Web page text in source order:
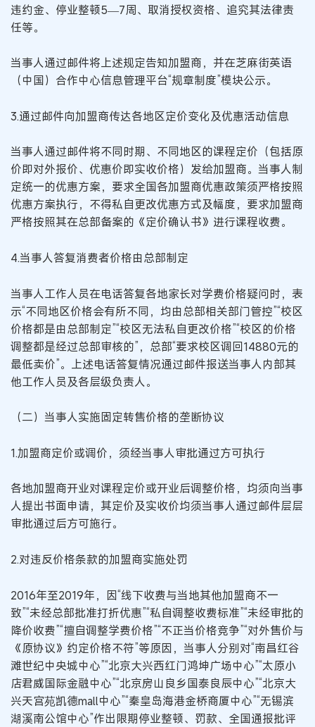
违约金、停业整顿5—7周、取消授权资格、追究其法律责
任等。
当事人通过邮件将上述规定告知加盟商，并在芝麻街英语
（中国）合作中心信息管理平台“规章制度”模块公示。
3.通过邮件向加盟商传达各地区定价变化及优惠活动信息
当事人通过邮件将不同时期、不同地区的课程定价（包括原
价即对外报价、优惠价即实收价格）发给加盟商。当事人制
定统一的优惠方案，要求全国各加盟商优惠政策须严格按照
优惠方案执行，不得私自更改优惠方式及幅度，要求加盟商
严格按照其在总部备案的《定价确认书》进行课程收费。
4.当事人答复消费者价格由总部制定
当事人工作人员在电话答复各地家长对学费价格疑问时，表
示“不同地区价格会有所不同，均由总部相关部门管控”“校区
价格都是由总部制定”“校区无法私自更改价格”“校区的价格
调整都是经过总部审核的”，总部“要求校区调回14880元的
最低卖价”。上述电话答复情况通过邮件报送当事人内部其
他工作人员及各层级负责人。
（二）当事人实施固定转售价格的垄断协议
1.加盟商定价或调价，须经当事人审批通过方可执行
各地加盟商开业对课程定价或开业后调整价格，均须向当事
人提出书面申请，其定价及实收价均须当事人通过邮件层层
审批通过后方可施行。
2.对违反价格条款的加盟商实施处罚
2016年至2019年，因“线下收费与当地其他加盟商不一
致”“未经总部批准打折优惠”“私自调整收费标准”“未经审批的
降价收费”“擅自调整学费价格”“不正当价格竞争”“对外售价与
《原协议》约定价格不符”等原因，当事人分别对“南昌红谷
滩世纪中央城中心”“北京大兴西红门鸿坤广场中心”“太原小
店君威国际金融中心”“北京房山良乡国泰良辰中心”“北京大
兴天宫苑凯德mall中心”“秦皇岛海港金桥商厦中心”“无锡滨
湖溪南公馆中心”作出限期停业整顿、罚款、全国通报批评